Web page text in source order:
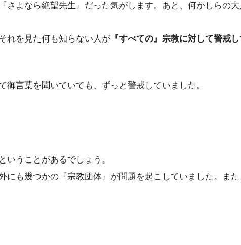
さよなら絶望先生』だった気がします。あと、何かしらの
れを見た何も知らない人が 『すべての』宗教に対して警戒
言葉を聞いていても、ずっと警戒していました。
ということがあるでしょう。
も幾つかの『宗教団体』が問題を起こしていました。ま